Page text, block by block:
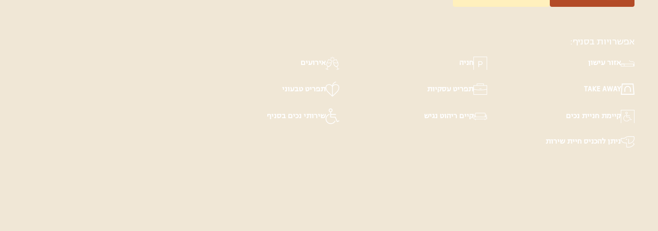
אפשרויות בסניף:
אזור עישון חניה אירועים
TAKE AWAY תפריט עסקיות תפריט טבעוני
קיימת חניית נכים קיים ריהוט נגיש שירותי נכים בסניף
ניתן להכניס חיית שירות